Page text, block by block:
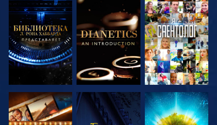
СМОТРЕТЬ
ПЕРЕДАЧИ
СМОТРЕТЬ
ПЕРЕДАЧИ
СМОТРЕТЬ
СМОТРЕТЬ
СМОТРЕТЬ
СМОТРЕТЬ